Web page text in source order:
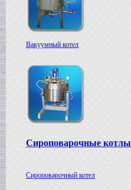
Диссольвер
в г. Рязань
Жиротопка
Смеситель типа "Пьяная бочка"
Дражировочная машина
в г. Минск
Колероварочный котел
в г. Челябинск
Плавитель жира
в г. Ряжск
в г. Ростов на Дону
Автоклав
Вакуумный котел
Сироповарочные котлы
Сироповарочный котел